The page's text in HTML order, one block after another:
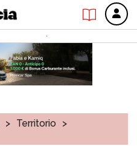
> Territorio >